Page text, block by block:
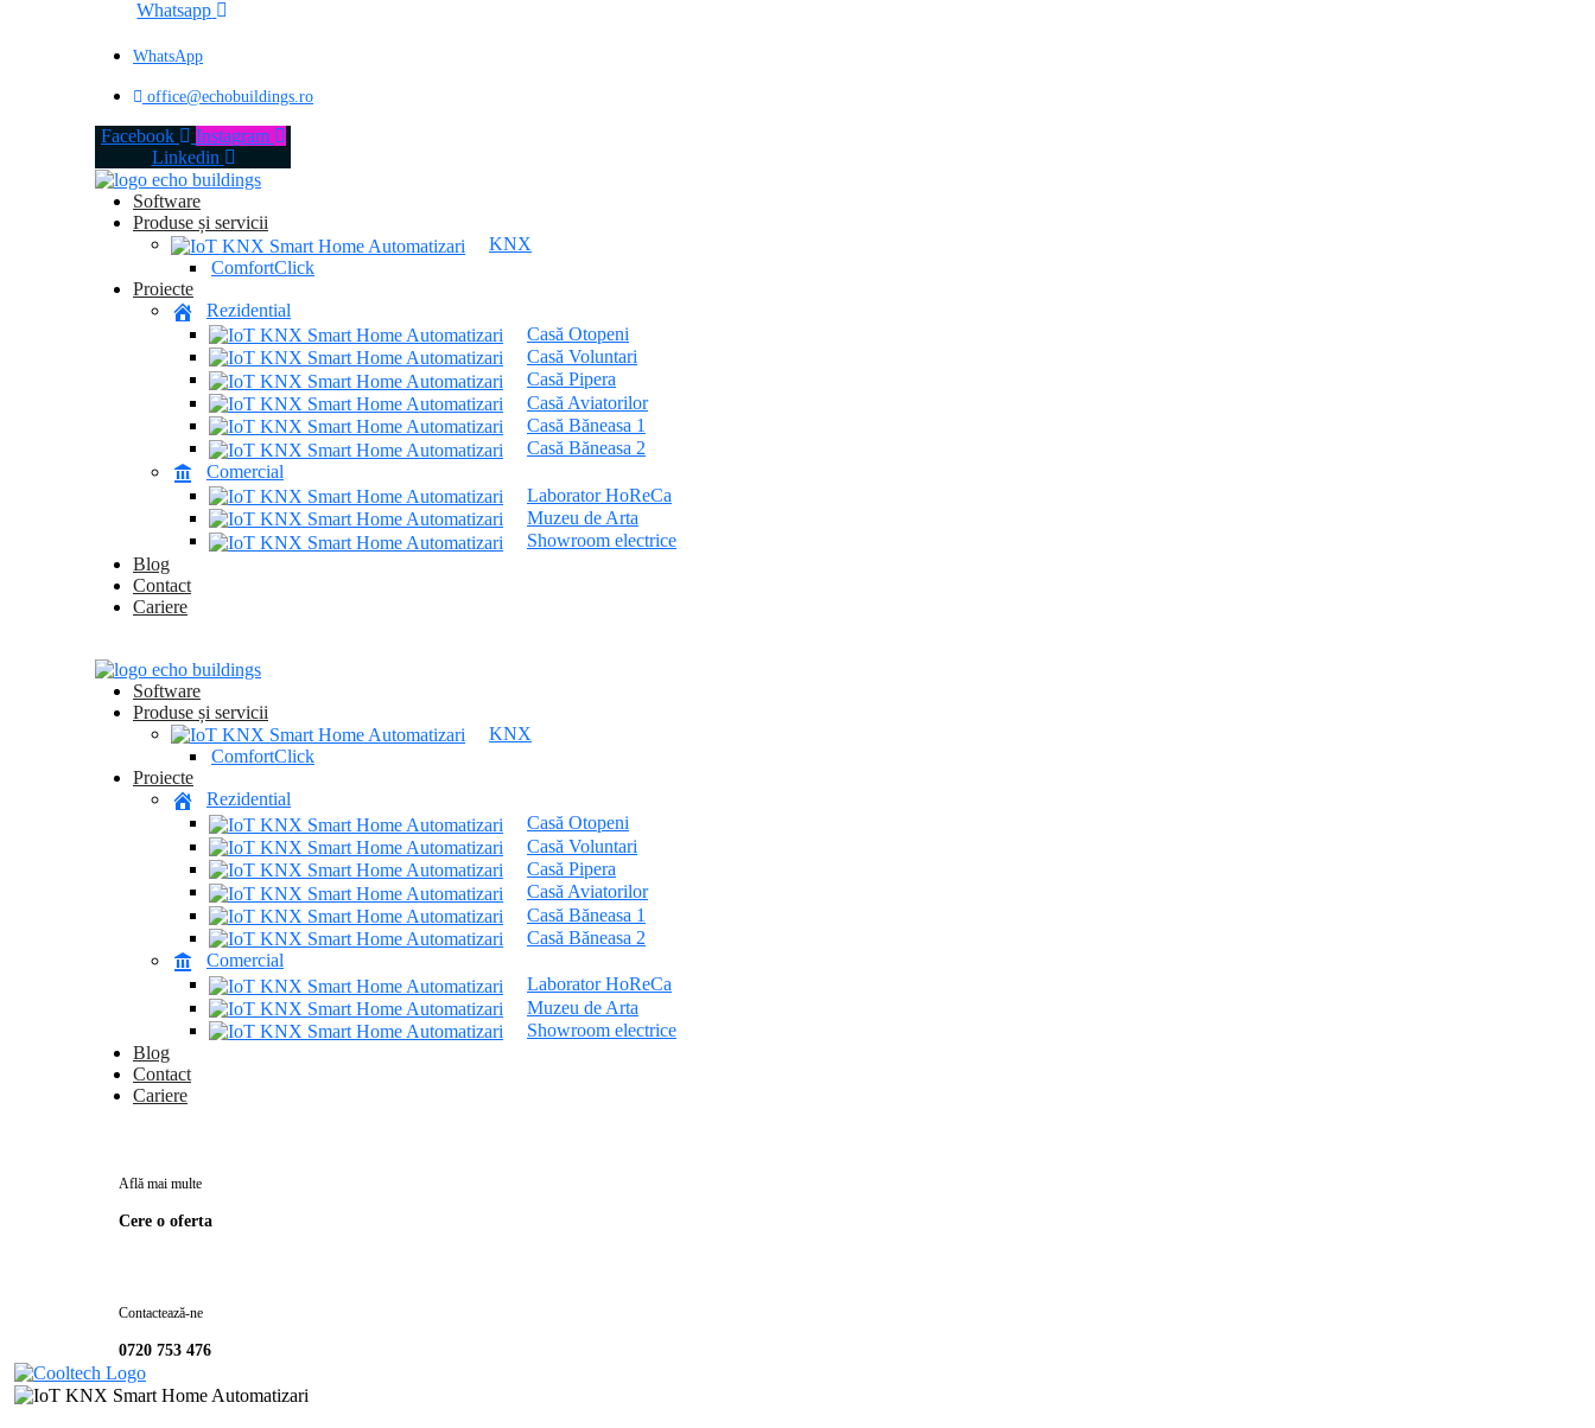
Whatsapp
WhatsApp
office@echobuildings.ro
Facebook
Instagram
Linkedin
Software
Produse și servicii
KNX
ComfortClick
Proiecte
Rezidential
Casă Otopeni
Casă Voluntari
Casă Pipera
Casă Aviatorilor
Casă Băneasa 1
Casă Băneasa 2
Comercial
Laborator HoReCa
Muzeu de Arta
Showroom electrice
Blog
Contact
Cariere
Software
Produse și servicii
KNX
ComfortClick
Proiecte
Rezidential
Casă Otopeni
Casă Voluntari
Casă Pipera
Casă Aviatorilor
Casă Băneasa 1
Casă Băneasa 2
Comercial
Laborator HoReCa
Muzeu de Arta
Showroom electrice
Blog
Contact
Cariere
Află mai multe
Cere o oferta
Contactează-ne
0720 753 476